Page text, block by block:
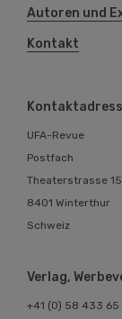
Autoren und
Kontakt
UFA-Revue
Postfach
Theaterstrasse
8401 Winterthur
Schweiz
Verlag,
+41 (0) 58 433 65